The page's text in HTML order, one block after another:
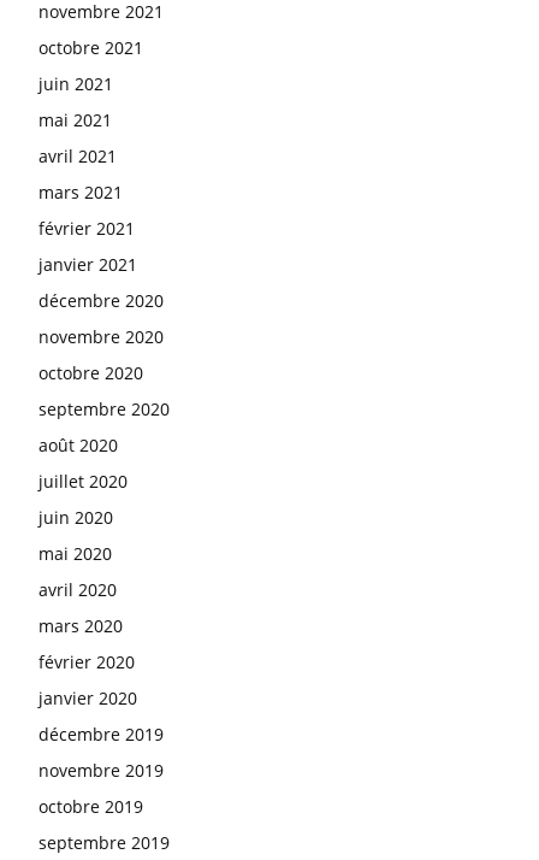
novembre 2021
octobre 2021
juin 2021
mai 2021
avril 2021
mars 2021
février 2021
janvier 2021
décembre 2020
novembre 2020
octobre 2020
septembre 2020
août 2020
juillet 2020
juin 2020
mai 2020
avril 2020
mars 2020
février 2020
janvier 2020
décembre 2019
novembre 2019
octobre 2019
septembre 2019